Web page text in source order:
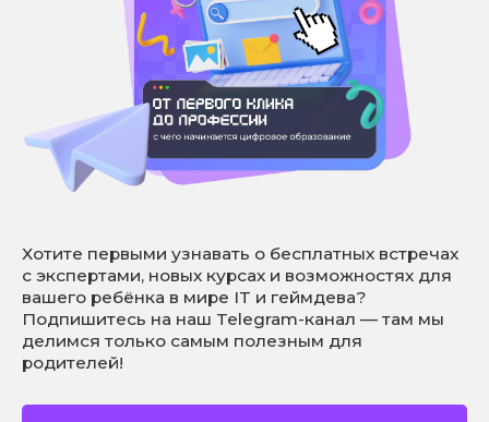
Хотите первыми узнавать о бесплатных встречах
с экспертами, новых курсах и возможностях для
вашего ребёнка в мире IT и геймдева?
Подпишитесь на наш Telegram-канал — там мы
делимся только самым полезным для
родителей!